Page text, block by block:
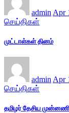
admin Apr
செய்திகள்
முட்டாள்கள் தினம்
admin Apr
செய்திகள்
தமிழர் தேசிய